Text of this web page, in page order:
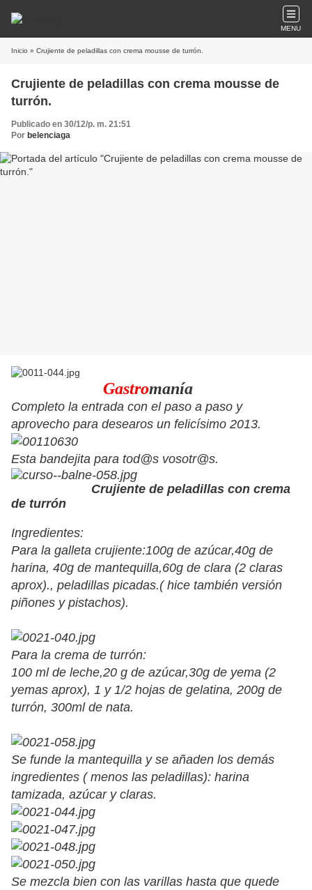
MENU
Inicio » Crujiente de peladillas con crema mousse de turrón.
Crujiente de peladillas con crema mousse de
turrón.
Publicado en 30/12/p. m. 21:51
Por belenciaga
Gastromanía
Completo la entrada con el paso a paso y
aprovecho para desearos un felicísimo 2013.
Esta bandejita para tod@s vosotr@s.
Crujiente de peladillas con crema
de turrón
Ingredientes:
Para la galleta crujiente:100g de azúcar,40g de
harina, 40g de mantequilla,60g de clara (2 claras
aprox)., peladillas picadas.( hice también versión
piñones y pistachos).
Para la crema de turrón:
100 ml de leche,20 g de azúcar,30g de yema (2
yemas aprox), 1 y 1/2 hojas de gelatina, 200g de
turrón, 300ml de nata.
Se funde la mantequilla y se añaden los demás
ingredientes ( menos las peladillas): harina
tamizada, azúcar y claras.
Se mezcla bien con las varillas hasta que quede